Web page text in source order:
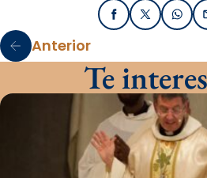
FacebookX / Twitter
Anterior
Te